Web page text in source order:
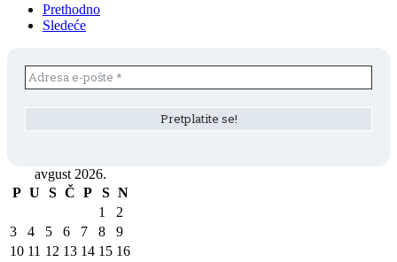
Prethodno
Sledeće
avgust 2026.
P U S Č P S N
1
2
3
4 5 6 7 8
9
10 11 12 13 14 15 16